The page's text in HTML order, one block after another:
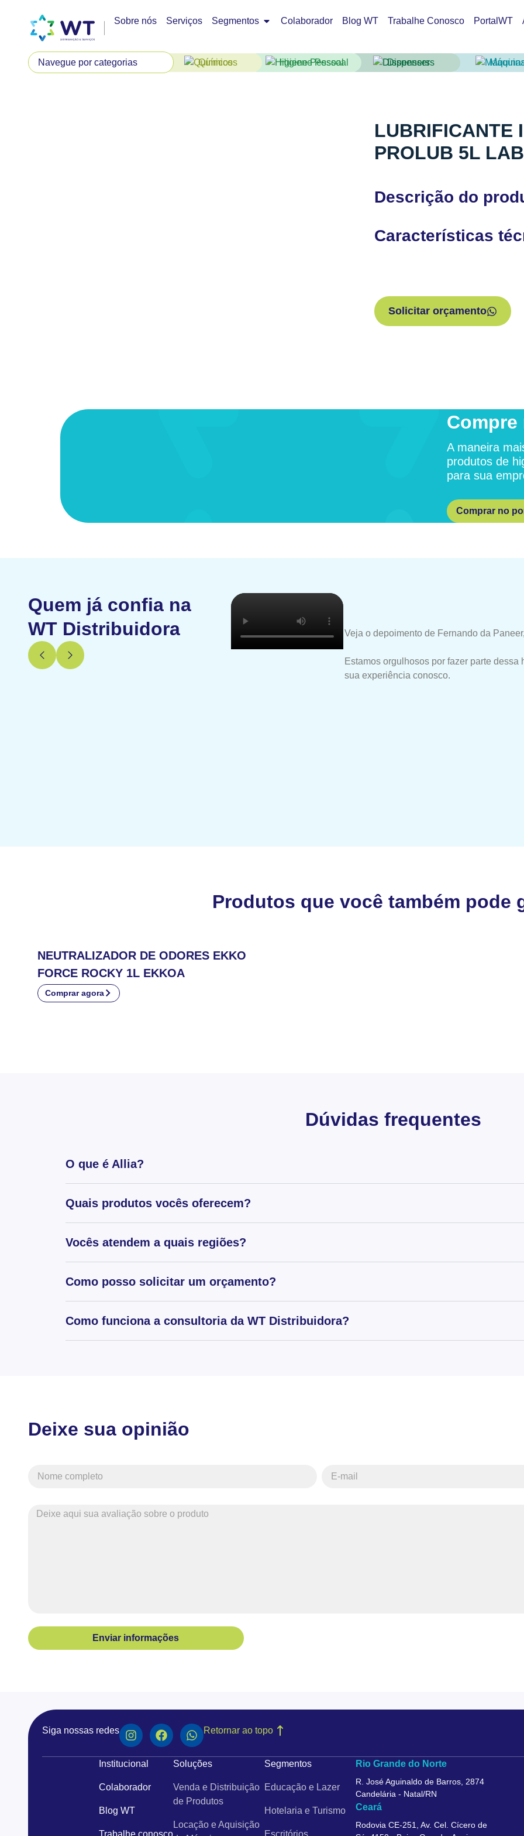
Sobre nós Serviços Segmentos Colaborador Blog WT Trabalhe Conosco PortalWT
Químicos Higiene Pessoal Dispensers
LUBRIFICANTE
PROLUB 5L
Descrição do
Características
Solicitar orçamento
Compre
A maneira
produtos de
para sua
Comprar no
Quem já confia na
WT Distribuidora
Veja o depoimento de Fernando da
Estamos orgulhosos por fazer parte
sua experiência conosco.
Produtos que você também pode
NEUTRALIZADOR DE ODORES EKKO
FORCE ROCKY 1L EKKOA
Comprar agora
Dúvidas frequentes
O que é Allia?
Quais produtos vocês oferecem?
Vocês atendem a quais regiões?
Como posso solicitar um orçamento?
Como funciona a consultoria da WT Distribuidora?
Deixe sua opinião
Enviar informações
Siga nossas redes Retornar ao topo
Institucional
Colaborador
Blog WT
Trabalhe conosco
Soluções
Venda e Distribuição
de Produtos
Locação e Aquisição
Segmentos
Educação e Lazer
Hotelaria e Turismo
Escritórios
Rio Grande do Norte
R. José Aguinaldo de Barros, 2874
Candelária - Natal/RN
Ceará
Rodovia CE-251, Av. Cel. Cícero de